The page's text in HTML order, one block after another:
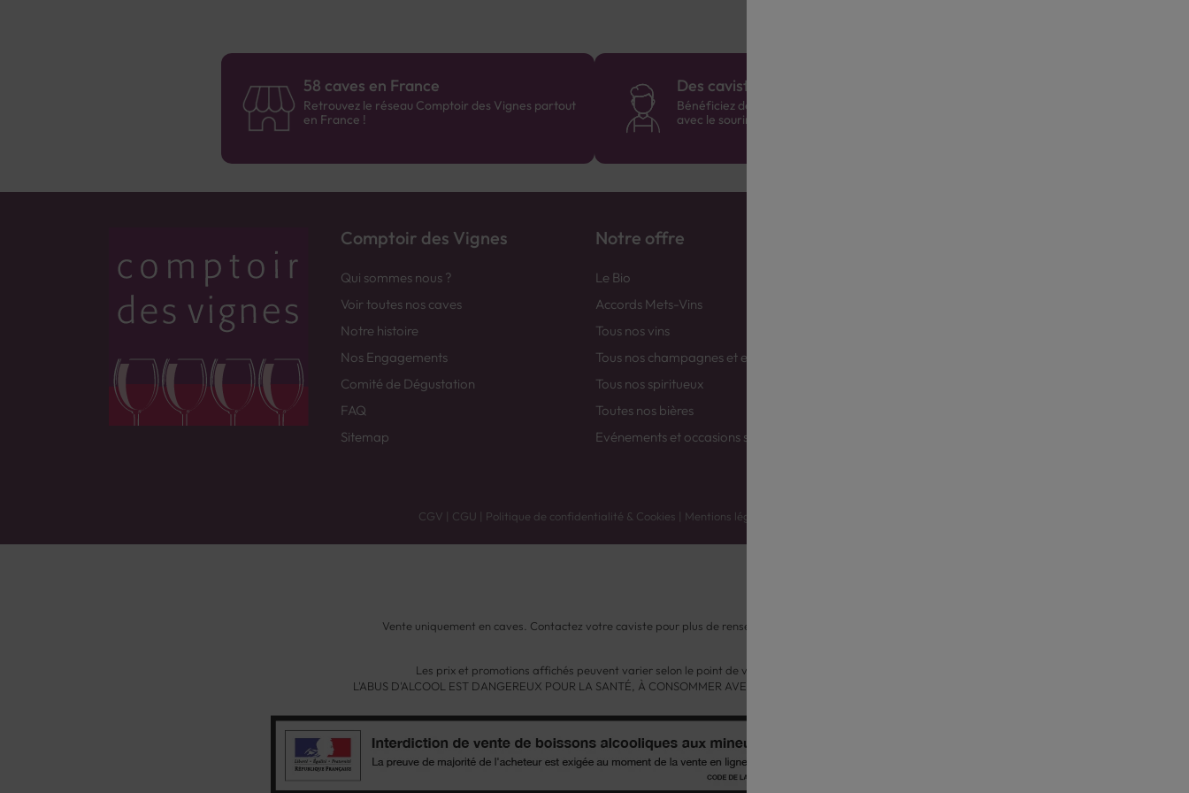
58 caves en France
Retrouvez le réseau Comptoir des Vignes partout
en France !
Des cavistes à votre écoute
Bénéficiez de conseils sur-mesure et repartez
avec le sourire :)
Comptoir des Vignes
Qui sommes nous ?
Voir toutes nos caves
Notre histoire
Nos Engagements
Comité de Dégustation
FAQ
Sitemap
Notre offre
Le Bio
Accords Mets-Vins
Tous nos vins
Tous nos champagnes et efferverscents
Tous nos spiritueux
Toutes nos bières
Evénements et occasions spéciales
CGV | CGU | Politique de confidentialité & Cookies | Mentions légales
Vente uniquement en caves. Contactez votre caviste pour plus de renseignements.
Les prix et promotions affichés peuvent varier selon le point de vente.
L'ABUS D'ALCOOL EST DANGEREUX POUR LA SANTÉ, À CONSOMMER AVEC MODÉRATION.